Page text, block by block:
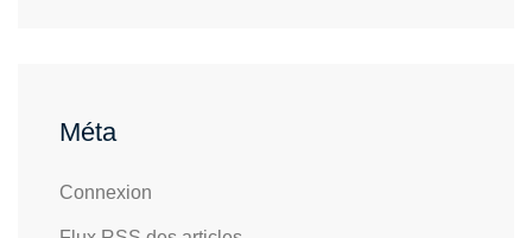
Méta
Connexion